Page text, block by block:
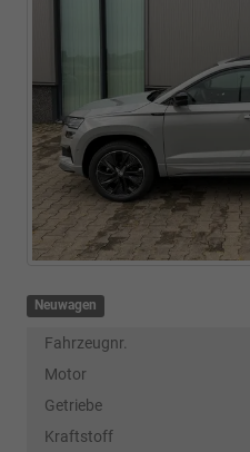
Neuwagen
Fahrzeugnr.
Motor
Getriebe
Kraftstoff